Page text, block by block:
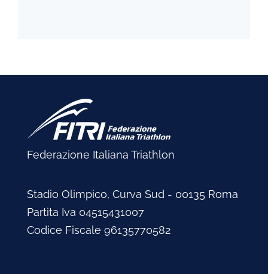
Federazione Italiana Triathlon
Stadio Olimpico, Curva Sud - 00135 Roma
Partita Iva 04515431007
Codice Fiscale 96135770582